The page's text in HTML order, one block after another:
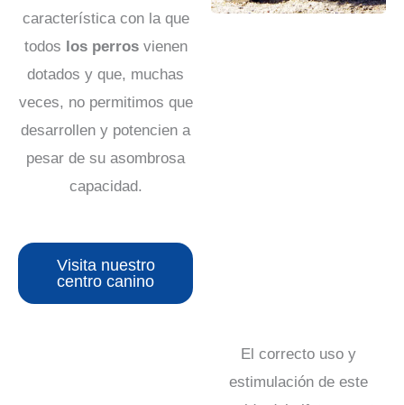
característica con la que
todos los perrosvienen
dotados y que, muchas
veces, no permitimos que
desarrollen y potencien a
pesar de su asombrosa
capacidad.
Visita nuestro
centro canino
El correcto uso y
estimulación de este